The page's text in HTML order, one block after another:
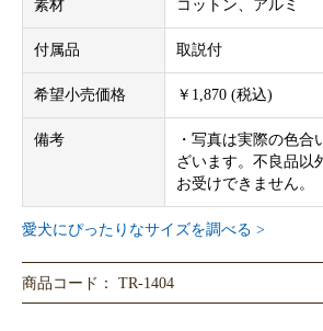
素材 コットン、アルミ
付属品 取説付
希望小売価格 ￥1,870 (税込)
備考
・写真は実際の色
ざいます。不良品以
お受けできません。
愛犬にぴったりなサイズを調べる >
商品コード： TR-1404